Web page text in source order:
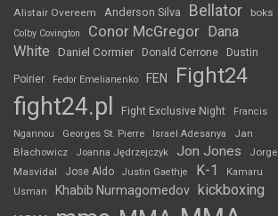
Alistair Overeem Anderson Silva Bellator boks
Colby Covington Conor McGregor Dana
White
Daniel Cormier Donald Cerrone Dustin
Poirier Fedor Emelianenko FEN Fight24
fight24.pl Fight Exclusive Night
Francis
Ngannou
Georges St. Pierre Israel Adesanya
Jan
Błachowicz
Joanna Jędrzejczyk Jon Jones
Jorge
Masvidal
Jose Aldo Justin Gaethje K-1
Kamaru
Usman
Khabib Nurmagomedov kickboxing